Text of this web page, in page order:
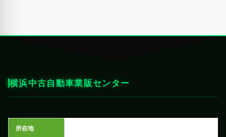
横浜中古自動車業販センター
所在地